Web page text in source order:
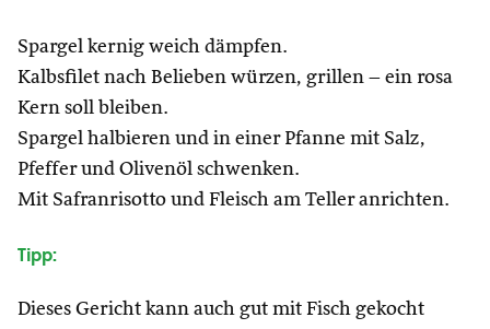
Spargel kernig weich dämpfen.
Kalbsfilet nach Belieben würzen, grillen – ein rosa
Kern soll bleiben.
Spargel halbieren und in einer Pfanne mit Salz,
Pfeffer und Olivenöl schwenken.
Mit Safranrisotto und Fleisch am Teller anrichten.
Tipp:
Dieses Gericht kann auch gut mit Fisch gekocht